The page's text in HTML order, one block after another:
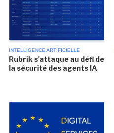
INTELLIGENCE ARTIFICIELLE
Rubrik s'attaque au défi de
la sécurité des agents IA